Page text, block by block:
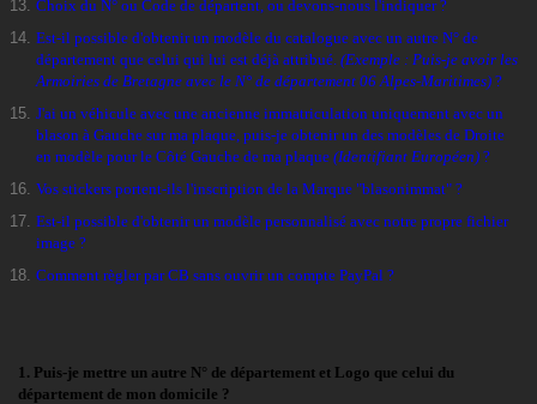
Choix du N° ou Code de départent, ou devons-nous l'indiquer?
Est-il possible d'obtenir un modèle du catalogue avec un autre N° de
département que celui qui lui est déjà attribué. (Exemple : Puis-je avoir les
Armoiries de Bretagne avec le N° de département 06 Alpes-Maritimes) ?
J'ai un véhicule avec une ancienne immatriculation uniquement avec un
blason à Gauche sur ma plaque, puis-je obtenir un des modèles de Droite
en modèle pour le Côté Gauche de ma plaque (Identifiant Européen) ?
Vos stickers portent-ils l'inscription de la Marque "blasonimmat" ?
Est-il possible d'obtenir un modèle personnalisé avec notre propre fichier
image ?
Comment règler par CB sans ouvrir un compte PayPal ?
1. Puis-je mettre un autre N° de département et Logo que celui du
département de mon domicile ?